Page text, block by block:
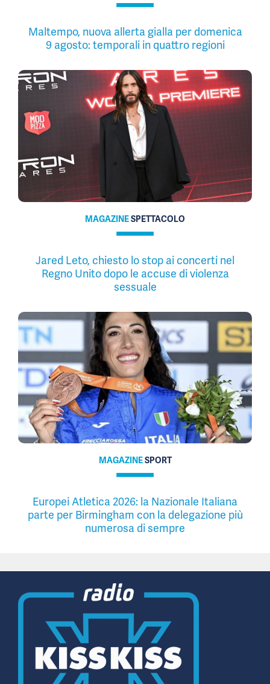
Maltempo, nuova allerta gialla per domenica
9 agosto: temporali in quattro regioni
MAGAZINESPETTACOLO
Jared Leto, chiesto lo stop ai concerti nel
Regno Unito dopo le accuse di violenza
sessuale
MAGAZINESPORT
Europei Atletica 2026: la Nazionale Italiana
parte per Birmingham con la delegazione più
numerosa di sempre